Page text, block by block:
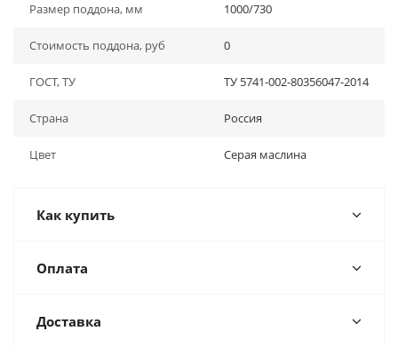
Размер поддона, мм 1000/730
Стоимость поддона, руб 0
ГОСТ, ТУ ТУ 5741-002-80356047-2014
Страна Россия
Цвет Серая маслина
Как купить
Оплата
Доставка